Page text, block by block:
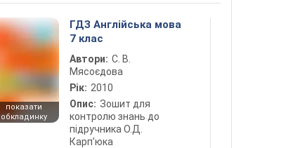
показати
обкладинку
ГДЗ Англійська мова
7 клас
Автори: С. В.
Мясоєдова
Рік: 2010
Опис: Зошит для
контролю знань до
підручника О.Д.
Карп’юка